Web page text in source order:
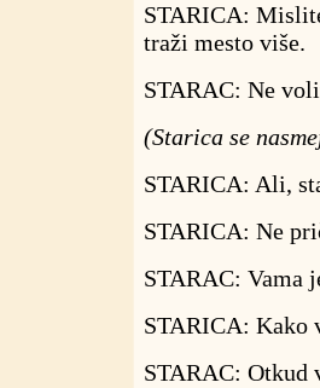
STARICA:
traži mesto više.
STARAC: Ne
(Starica se
STARICA: Ali,
STARICA: Ne
STARAC: Vama
STARICA: Kako
STARAC: Otkud